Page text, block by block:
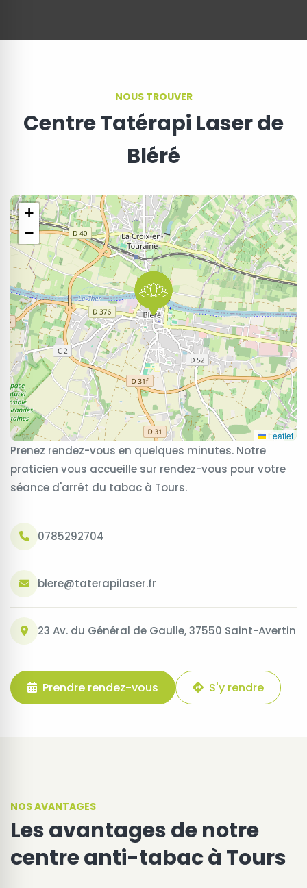
NOUS TROUVER
Centre Tatérapi Laser de
Bléré
+
−
Leaflet
Prenez rendez-vous en quelques minutes. Notre
praticien vous accueille sur rendez-vous pour votre
séance d'arrêt du tabac à Tours.
0785292704
blere@taterapilaser.fr
23 Av. du Général de Gaulle, 37550 Saint-Avertin
Prendre rendez-vous S'y rendre
NOS AVANTAGES
Les avantages de notre
centre anti-tabac à Tours